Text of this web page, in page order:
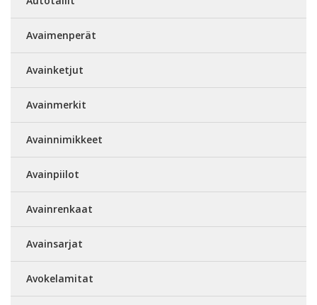
Avaimenperät
Avainketjut
Avainmerkit
Avainnimikkeet
Avainpiilot
Avainrenkaat
Avainsarjat
Avokelamitat